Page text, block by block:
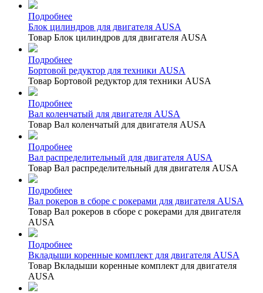
Подробнее
Блок цилиндров для двигателя AUSA
Товар Блок цилиндров для двигателя AUSA
Подробнее
Бортовой редуктор для техники AUSA
Товар Бортовой редуктор для техники AUSA
Подробнее
Вал коленчатый для двигателя AUSA
Товар Вал коленчатый для двигателя AUSA
Подробнее
Вал распределительный для двигателя AUSA
Товар Вал распределительный для двигателя AUSA
Подробнее
Вал рокеров в сборе с рокерами для двигателя AUSA
Товар Вал рокеров в сборе с рокерами для двигателя
AUSA
Подробнее
Вкладыши коренные комплект для двигателя AUSA
Товар Вкладыши коренные комплект для двигателя
AUSA